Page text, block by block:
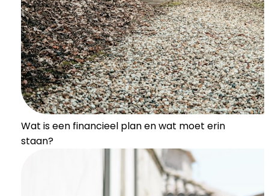
Wat is een financieel plan en wat moet erin
staan?